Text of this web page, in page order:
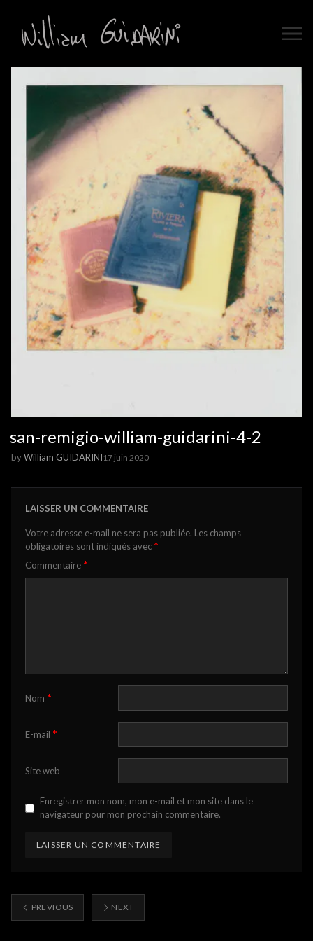
san-remigio-william-guidarini-4-2
byWilliam GUIDARINI 17 juin 2020
LAISSER UN COMMENTAIRE
Votre adresse e-mail ne sera pas publiée. Les champs
obligatoires sont indiqués avec *
Commentaire *
Nom *
E-mail *
Site web
Enregistrer mon nom, mon e-mail et mon site dans le
navigateur pour mon prochain commentaire.
PREVIOUS NEXT